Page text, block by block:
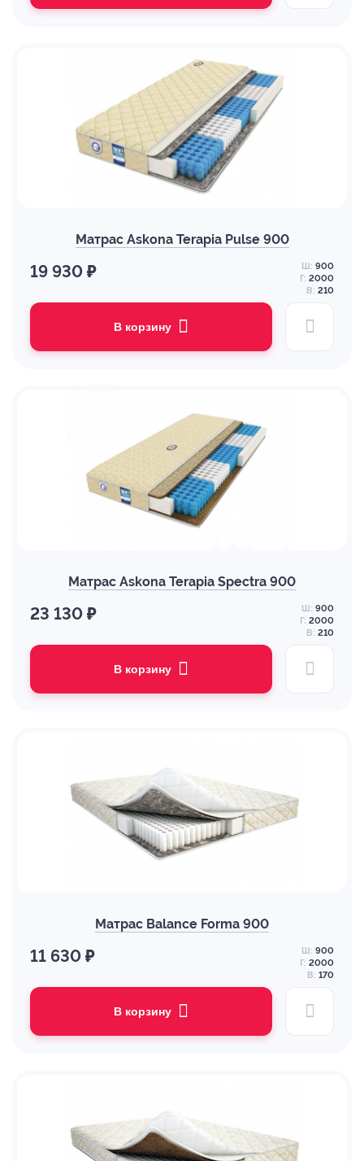
Матрас Askona Terapia Pulse 900
19 930 ₽ Ш: 900
Г: 2000
В: 210
В корзину
Матрас Askona Terapia Spectra 900
23 130 ₽ Ш: 900
Г: 2000
В: 210
В корзину
Матрас Balance Forma 900
11 630 ₽ Ш: 900
Г: 2000
В: 170
В корзину